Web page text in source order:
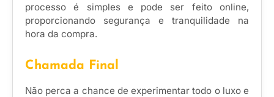
processo é simples e pode ser feito online,
proporcionando segurança e tranquilidade na
hora da compra.
Chamada Final
Não perca a chance de experimentar todo o luxo e